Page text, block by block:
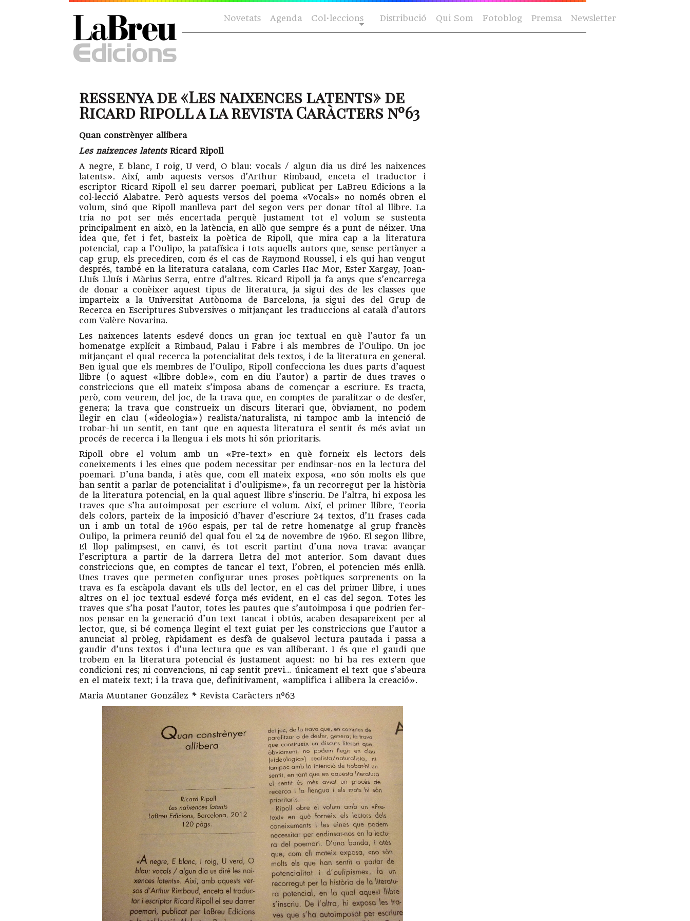
Novetats Agenda Col·leccions Distribució Qui Som Fotoblog Premsa Newsletter
ressenya de «Les naixences latents» de
Ricard Ripoll a la revista Caràcters nº63
Quan constrènyer allibera
Les naixences latentsRicard Ripoll
A negre, E blanc, I roig, U verd, O blau: vocals / algun dia us diré les naixences
latents». Així, amb aquests versos d’Arthur Rimbaud, enceta el traductor i
escriptor Ricard Ripoll el seu darrer poemari, publicat per LaBreu Edicions a la
col·lecció Alabatre. Però aquests versos del poema «Vocals» no només obren el
volum, sinó que Ripoll manlleva part del segon vers per donar títol al llibre. La
tria no pot ser més encertada perquè justament tot el volum se sustenta
principalment en això, en la latència, en allò que sempre és a punt de néixer. Una
idea que, fet i fet, basteix la poètica de Ripoll, que mira cap a la literatura
potencial, cap a l’Oulipo, la patafísica i tots aquells autors que, sense pertànyer a
cap grup, els precediren, com és el cas de Raymond Roussel, i els qui han vengut
després, també en la lite­ratu­ra catalana, com Carles Hac Mor, Es­ter Xargay, Joan-
Lluís Lluís i Mà­rius Serra, entre d’altres. Ricard Ripoll ja fa anys que s’encarrega
de donar a conèi­xer aquest tipus de literatura, ja sigui des de les classes que
imparteix a la Universitat Autònoma de Barcelona, ja sigui des del Grup de
Recerca en Escriptures Subversives o mitjançant les traduccions al català d’autors
com Valère Novarina.
Les naixences latents esdevé doncs un gran joc textual en què l’autor fa un
homenatge explícit a Rimbaud, Palau i Fabre i als membres de l’Oulipo. Un joc
mitjançant el qual recerca la potencialitat dels textos, i de la literatura en general.
Ben igual que els membres de l’Oulipo, Ripoll confecciona les dues parts d’aquest
llibre (o aquest «llibre doble», com en diu l’autor) a partir de dues traves o
constriccions que ell mateix s’imposa abans de començar a escriure. Es tracta,
però, com veurem, del joc, de la trava que, en comptes de paralitzar o de desfer,
genera; la trava que construeix un discurs literari que, òbviament, no podem
llegir en clau («ideologia») realista/naturalista, ni tampoc amb la intenció de
trobar-hi un sentit, en tant que en aquesta literatura el sentit és més aviat un
procés de recerca i la llengua i els mots hi són prioritaris.
Ripoll obre el volum amb un «Pre-text» en què forneix els lectors dels
coneixements i les eines que podem necessitar per endinsar-nos en la lectura del
poemari. D’una banda, i atès que, com ell mateix exposa, «no són molts els que
han sentit a parlar de potencialitat i d’oulipisme», fa un recorregut per la història
de la literatura potencial, en la qual aquest llibre s’inscriu. De l’altra, hi exposa les
traves que s’ha autoimposat per escriure el volum. Així, el primer llibre, Teoria
dels colors, parteix de la imposició d’haver d’escriure 24 textos, d’11 frases cada
un i amb un total de 1960 espais, per tal de retre homenatge al grup francès
Oulipo, la primera reunió del qual fou el 24 de novembre de 1960. El segon llibre,
El llop palimpsest, en canvi, és tot escrit partint d’una nova trava: avançar
l’escriptura a partir de la darrera lletra del mot anterior. Som davant dues
constriccions que, en comptes de tancar el text, l’obren, el potencien més enllà.
Unes traves que permeten configurar unes proses poètiques sorprenents on la
trava es fa escàpola davant els ulls del lector, en el cas del primer llibre, i unes
altres on el joc textual esdevé força més evident, en el cas del segon. Totes les
traves que s’ha posat l’autor, totes les pautes que s’autoimposa i que podrien fer-
nos pensar en la generació d’un text tancat i obtús, acaben desapareixent per al
lector, que, si bé comença llegint el text guiat per les constriccions que l’autor a
anunciat al pròleg, ràpidament es desfà de qualsevol lectura pautada i passa a
gaudir d’uns textos i d’una lectura que es van alliberant. I és que el gaudi que
trobem en la literatura potencial és justament aquest: no hi ha res extern que
condicioni res; ni convencions, ni cap sentit previ… únicament el text que s’abeura
en el mateix text; i la trava que, definitivament, «amplifica i allibera la creació».
Maria Muntaner González * Revista Caràcters nº63